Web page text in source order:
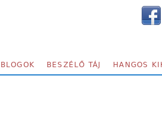
BLOGOK BESZÉLŐ TÁJ HANGOS